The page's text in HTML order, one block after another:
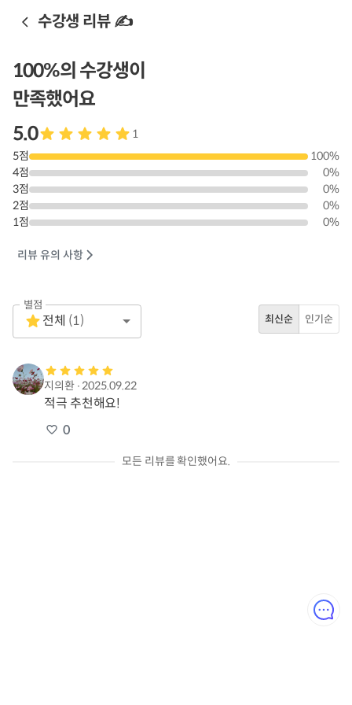
수강생 리뷰 ✍️
100%의 수강생이
만족했어요
5.0
1
5점 100%
4점 0%
3점 0%
2점 0%
1점 0%
리뷰 유의 사항
별점
1 Star
Empty
전체 (1) 최신순 인기순
지의환∙2025.09.22
적극 추천해요!
0
모든 리뷰를 확인했어요.